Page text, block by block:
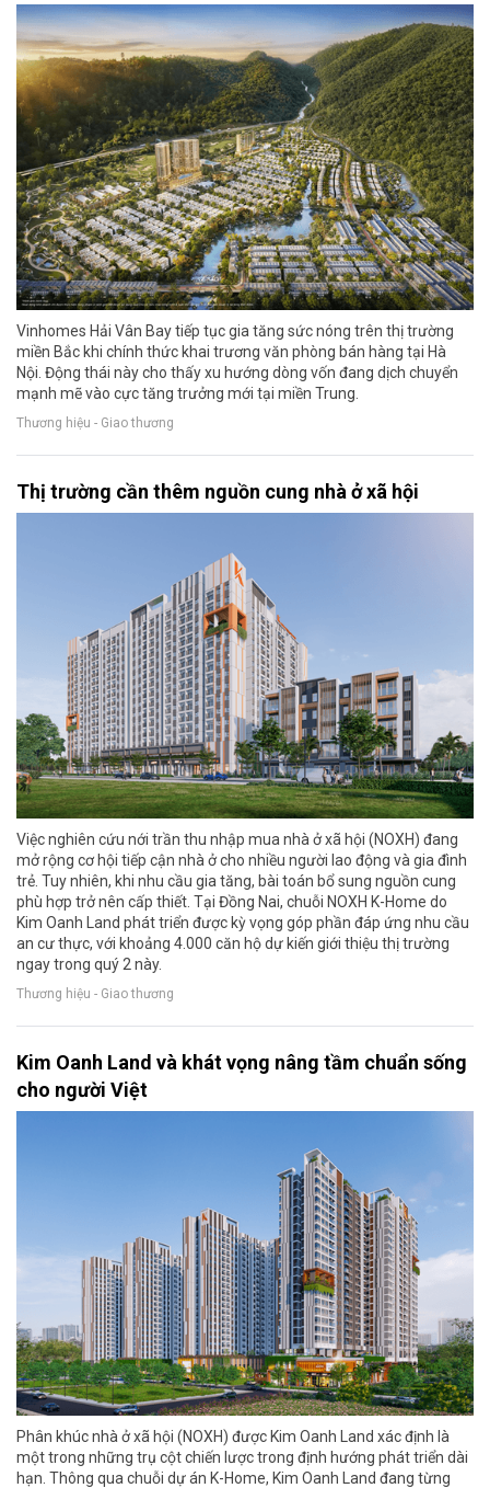
Vinhomes Hải Vân Bay tiếp tục gia tăng sức nóng trên thị trường
miền Bắc khi chính thức khai trương văn phòng bán hàng tại Hà
Nội. Động thái này cho thấy xu hướng dòng vốn đang dịch chuyển
mạnh mẽ vào cực tăng trưởng mới tại miền Trung.
Thương hiệu - Giao thương
Thị trường cần thêm nguồn cung nhà ở xã hội
Việc nghiên cứu nới trần thu nhập mua nhà ở xã hội (NOXH) đang
mở rộng cơ hội tiếp cận nhà ở cho nhiều người lao động và gia đình
trẻ. Tuy nhiên, khi nhu cầu gia tăng, bài toán bổ sung nguồn cung
phù hợp trở nên cấp thiết. Tại Đồng Nai, chuỗi NOXH K-Home do
Kim Oanh Land phát triển được kỳ vọng góp phần đáp ứng nhu cầu
an cư thực, với khoảng 4.000 căn hộ dự kiến giới thiệu thị trường
ngay trong quý 2 này.
Thương hiệu - Giao thương
Kim Oanh Land và khát vọng nâng tầm chuẩn sống
cho người Việt
Phân khúc nhà ở xã hội (NOXH) được Kim Oanh Land xác định là
một trong những trụ cột chiến lược trong định hướng phát triển dài
hạn. Thông qua chuỗi dự án K-Home, Kim Oanh Land đang từng